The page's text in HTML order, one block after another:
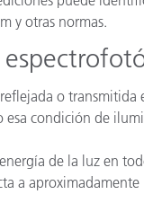
y otras normas.
o
esa condición de
de la luz en
a